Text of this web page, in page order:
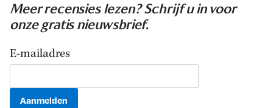
Meer recensies lezen? Schrijf u in voor
onze gratis nieuwsbrief.
E-mailadres